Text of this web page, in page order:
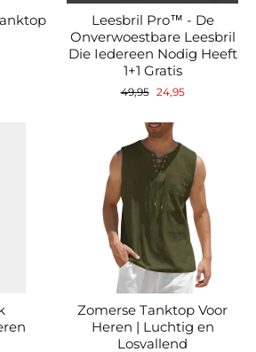
Leesbril Pro™ - De
Onverwoestbare Leesbril
Die Iedereen Nodig Heeft
1+1 Gratis
Normale
49,95 Verkoopprijs
24,95
Zomerse Tanktop Voor
Heren | Luchtig en
Losvallend